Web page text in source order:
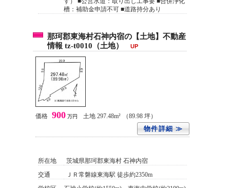
槽：補助金申請不可 ■道路持分あり
那珂郡東海村石神内宿の【土地】不動産
情報 tz-t0010（土地）
UP
価格 900 万円 土地 297.48m² （89.98 坪）
物件詳細 ≫
所在地
茨城県那珂郡東海村 石神内宿
交通
ＪＲ常磐線東海駅 徒歩約2350m